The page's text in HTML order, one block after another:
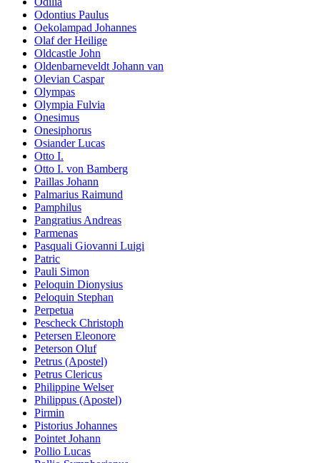
Odontius Paulus
Oekolampad Johannes
Olaf der Heilige
Oldcastle John
Oldenbarneveldt Johann van
Olevian Caspar
Olympas
Olympia Fulvia
Onesimus
Onesiphorus
Osiander Lucas
Otto I.
Otto I. von Bamberg
Paillas Johann
Palmarius Raimund
Pamphilus
Pangratius Andreas
Parmenas
Pasquali Giovanni Luigi
Patric
Pauli Simon
Peloquin Dionysius
Peloquin Stephan
Perpetua
Pescheck Christoph
Petersen Eleonore
Peterson Oluf
Petrus (Apostel)
Petrus Clericus
Philippine Welser
Philippus (Apostel)
Pirmin
Pistorius Johannes
Pointet Johann
Pollio Lucas